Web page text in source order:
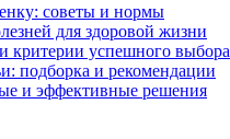
советы и нормы
для здоровой жизни
критерии успешного выбора
подборка и рекомендации
и эффективные решения